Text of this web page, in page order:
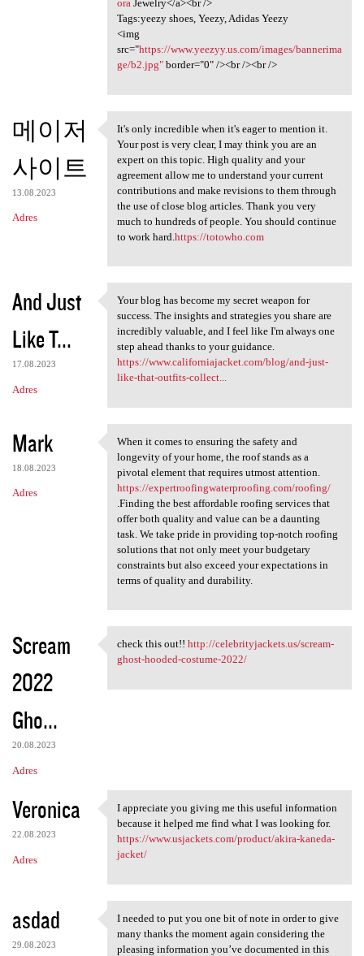
oraJewelry</a><br />
Tags:yeezy shoes, Yeezy, Adidas Yeezy
<img
src="https://www.yeezyy.us.com/images/bannerima
ge/b2.jpg"border="0" /><br /><br />
메이저
사이트
13.08.2023
Adres
It's only incredible when it
It's only incredible when it's eager to mention it.
Your post is very clear, I may think you are an
expert on this topic. High quality and your
agreement allow me to understand your current
contributions and make revisions to them through
the use of close blog articles. Thank you very
much to hundreds of people. You should continue
to work hard. https://totowho.com
And Just
Like T...
17.08.2023
Adres
Your blog has become my
Your blog has become my secret weapon for
success. The insights and strategies you share are
incredibly valuable, and I feel like I'm always one
step ahead thanks to your guidance.
https://www.californiajacket.com/blog/and-just-
like-that-outfits-collect...
Mark
18.08.2023
Adres
When it comes to ensuring the
When it comes to ensuring the safety and
longevity of your home, the roof stands as a
pivotal element that requires utmost attention.
https://expertroofingwaterproofing.com/roofing/
.Finding the best affordable roofing services that
offer both quality and value can be a daunting
task. We take pride in providing top-notch roofing
solutions that not only meet your budgetary
constraints but also exceed your expectations in
terms of quality and durability.
Scream
2022
Gho...
20.08.2023
Adres
check this out!! http:/
check this out!! http://celebrityjackets.us/scream-
ghost-hooded-costume-2022/
Veronica
22.08.2023
Adres
I appreciate you giving me
I appreciate you giving me this useful information
because it helped me find what I was looking for.
https://www.usjackets.com/product/akira-kaneda-
jacket/
asdad
29.08.2023
I needed to put you one bit
I needed to put you one bit of note in order to give
many thanks the moment again considering the
pleasing information you’ve documented in this